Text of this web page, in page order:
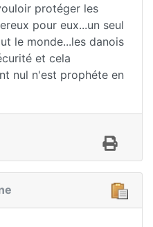
protéger les
pour eux...un seul
le monde...les danois
et cela
nul n'est prophéte en